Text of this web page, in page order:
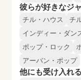
彼らが好きなジ
チル・ハウス チ
インディー・ダン
ポップ・ロック
アーバン・ポップ
他にも受け入れ